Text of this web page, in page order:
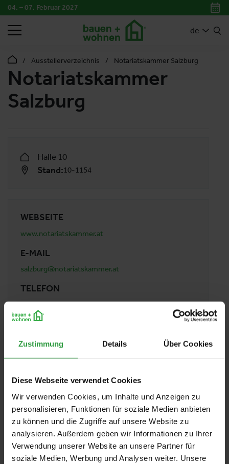
Zustimmung Details Über Cookies
Diese Webseite verwendet Cookies
Wir verwenden Cookies, um Inhalte und Anzeigen zu
personalisieren, Funktionen für soziale Medien anbieten
zu können und die Zugriffe auf unsere Website zu
analysieren. Außerdem geben wir Informationen zu Ihrer
Verwendung unserer Website an unsere Partner für
soziale Medien, Werbung und Analysen weiter. Unsere
04. – 07. Februar 2027
de
SUCHEN
Ausstellerverzeichnis Notariatskammer Salzburg
Notariatskammer
Salzburg
Halle 10
Stand:10-1154
WEBSEITE
www.notariatskammer.at
E-MAIL
salzburg@notariatskammer.at
TELEFON
0043 662 845 359
ADRESSE
Notariatskammer Salzburg
Österreich
ZUR ÜBERSICHT